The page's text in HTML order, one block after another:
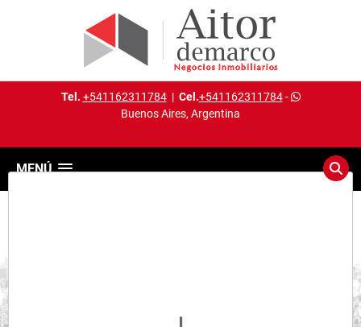
Tel. +541162311784| Cel.+541162311784-
Buenos Aires, Argentina
MENÚ